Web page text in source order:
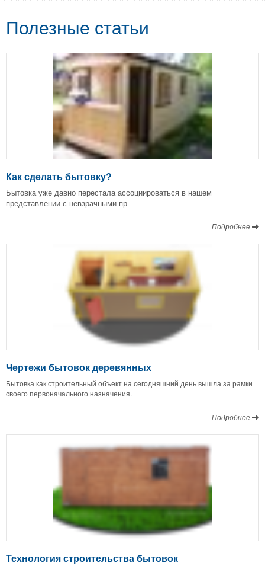
Полезные статьи
Как сделать бытовку?
Бытовка уже давно перестала ассоциироваться в нашем
представлении с невзрачными пр
Подробнее
Чертежи бытовок деревянных
Бытовка как строительный объект на сегодняшний день вышла за рамки
своего первоначального назначения.
Подробнее
Технология строительства бытовок